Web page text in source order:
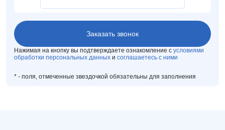
Нажимая на кнопку вы подтверждаете ознакомление с условиями
обработки персональных данных и соглашаетесь с ними
* - поля, отмеченные звездочкой обязательны для заполнения